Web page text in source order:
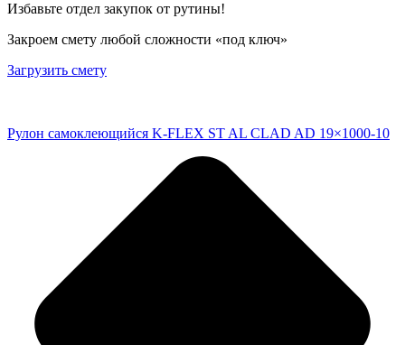
Избавьте отдел закупок от рутины!
Закроем смету любой сложности «под ключ»
Загрузить смету
Рулон самоклеющийся K-FLEX ST AL CLAD AD 19×1000-10